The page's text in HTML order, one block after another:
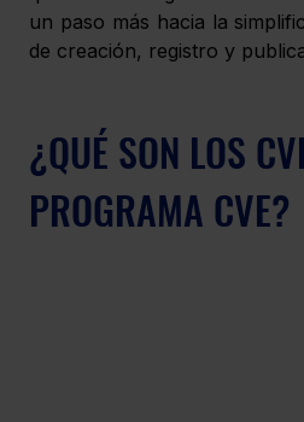
un paso más hacia la
de creación, registro y
¿QUÉ SON LOS
PROGRAMA CVE?